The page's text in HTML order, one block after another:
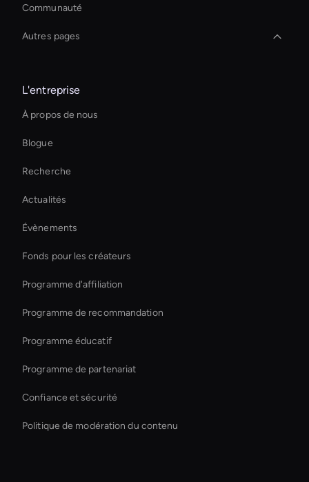
Communauté
Autres pages
Real-Time Virtual Human
Zoom Ai Avatar
Ai-Powered Digital Assistant
Virtual Camera Ai
Create Digital Human For Marketing Campaigns
Holographic Ai Avatar
Ai Agent For Automation
L'entreprise
À propos de nous
Blogue
Recherche
Actualités
Évènements
Fonds pour les créateurs
Programme d'affiliation
Programme de recommandation
Programme éducatif
Programme de partenariat
Confiance et sécurité
Politique de modération du contenu